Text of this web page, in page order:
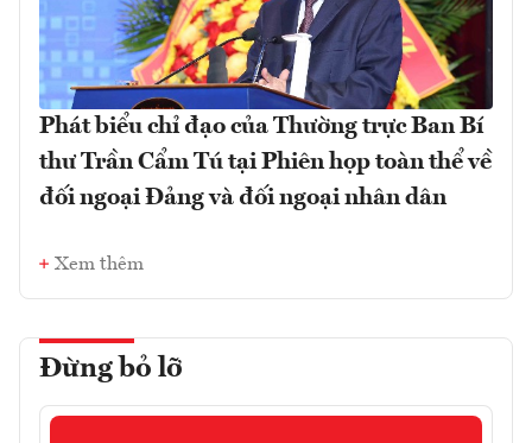
Phát biểu chỉ đạo của Thường trực Ban Bí
thư Trần Cẩm Tú tại Phiên họp toàn thể về
đối ngoại Đảng và đối ngoại nhân dân
Xem thêm
Đừng bỏ lỡ